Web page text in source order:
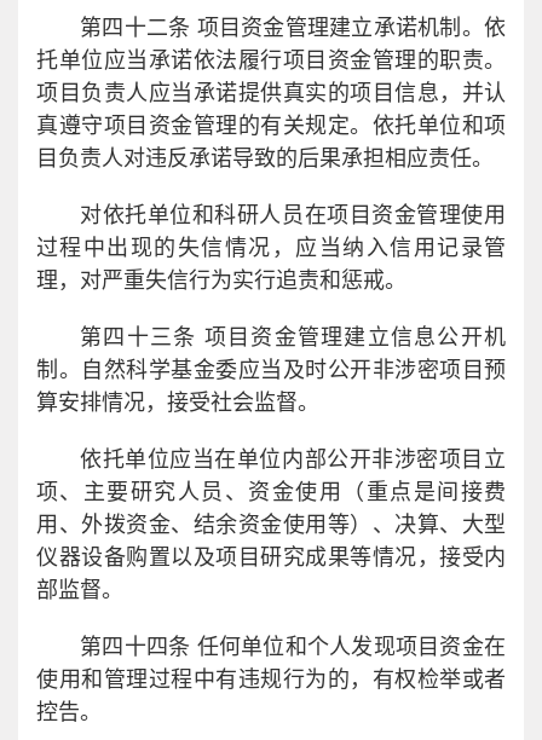
第四十二条 项目资金管理建立承诺机制。依
托单位应当承诺依法履行项目资金管理的职责。
项目负责人应当承诺提供真实的项目信息，并认
真遵守项目资金管理的有关规定。依托单位和项
目负责人对违反承诺导致的后果承担相应责任。
对依托单位和科研人员在项目资金管理使用
过程中出现的失信情况，应当纳入信用记录管
理，对严重失信行为实行追责和惩戒。
第四十三条 项目资金管理建立信息公开机
制。自然科学基金委应当及时公开非涉密项目预
算安排情况，接受社会监督。
依托单位应当在单位内部公开非涉密项目立
项、主要研究人员、资金使用（重点是间接费
用、外拨资金、结余资金使用等）、决算、大型
仪器设备购置以及项目研究成果等情况，接受内
部监督。
第四十四条 任何单位和个人发现项目资金在
使用和管理过程中有违规行为的，有权检举或者
控告。